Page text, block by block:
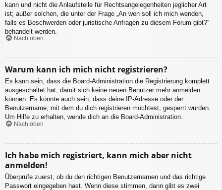
kann und nicht die Anlaufstelle für Rechtsangelegenheiten jeglicher Art
ist; außer solchen, die unter der Frage „An wen soll ich mich wenden,
falls es Beschwerden oder juristische Anfragen zu diesem Forum gibt?“
behandelt werden.
Nach oben
Warum kann ich mich nicht registrieren?
Es kann sein, dass die Board-Administration die Registrierung komplett
ausgeschaltet hat, damit sich keine neuen Benutzer mehr anmelden
können. Es könnte auch sein, dass deine IP-Adresse oder der
Benutzername, mit dem du dich registrieren möchtest, gesperrt wurden.
Um Hilfe zu erhalten, wende dich an die Board-Administration.
Nach oben
Ich habe mich registriert, kann mich aber nicht
anmelden!
Überprüfe zuerst, ob du den richtigen Benutzernamen und das richtige
Passwort eingegeben hast. Wenn diese stimmen, dann gibt es zwei